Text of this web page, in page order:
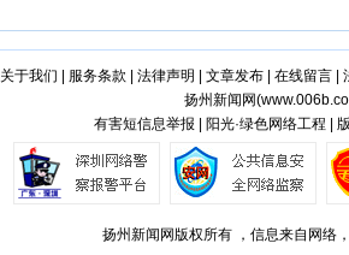
关于我们 服务条款 法律声明 文章发布| 在线留言|
扬州新闻网(
有害短信息举报 | 阳光·绿色网络工程 |
扬州新闻网版权所有 ，信息来自网络